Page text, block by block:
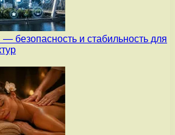
безопасность и стабильность для